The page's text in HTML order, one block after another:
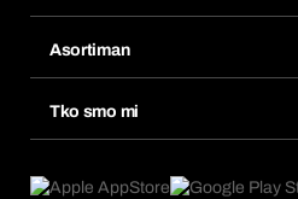
Popisi želja
Ponovno naručivanje
Pretplate
Tražitelji proizvoda
Asortiman
Tko smo mi
Što nas pokreće